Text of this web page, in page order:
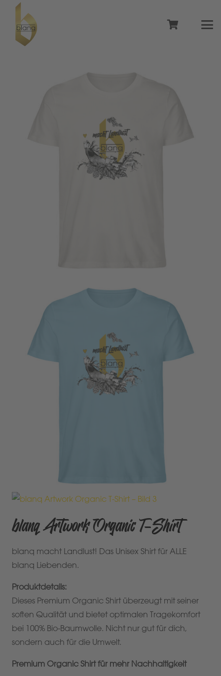
blanq Artwork Organic T-Shirt
blanq macht Landlust! Das Unisex Shirt für ALLE
blanq Liebenden.
Produktdetails:
Dieses Premium Organic Shirt überzeugt mit seiner
soften Qualität und bietet optimalen Tragekomfort
bei 100% Bio-Baumwolle. Nicht nur gut für dich,
sondern auch für die Umwelt.
Premium Organic Shirt für mehr Nachhaltigkeit